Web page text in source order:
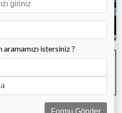
Göster
& WC
2 ADET
YATAK ODASI
aramamızı istersiniz ?
Formu Gönder